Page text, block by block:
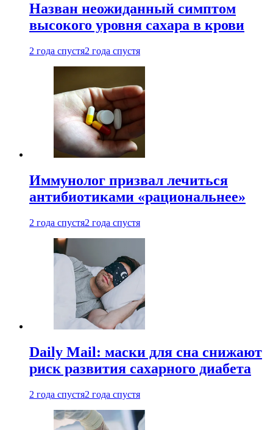
Назван неожиданный симптом
высокого уровня сахара в крови
2 года спустя2 года спустя
Иммунолог призвал лечиться
антибиотиками «рациональнее»
2 года спустя2 года спустя
Daily Mail: маски для сна снижают
риск развития сахарного диабета
2 года спустя2 года спустя